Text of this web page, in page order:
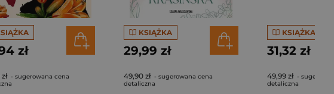
zł
- sugerowana cena
KSIĄŻKA
29,99 zł
49,90 zł - sugerowana cena
detaliczna
KSIĄŻKA
31,32 zł
49,99 zł -
detaliczna